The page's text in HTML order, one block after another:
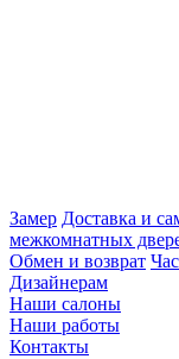
Замер Доставка и
межкомнатных
Обмен и возврат
Дизайнерам
Наши салоны
Наши работы
Контакты